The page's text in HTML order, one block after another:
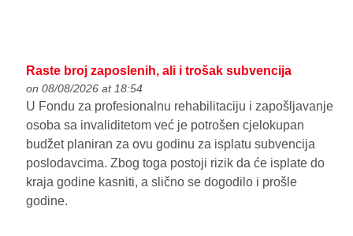
Raste broj zaposlenih, ali i trošak subvencija
on 08/08/2026 at 18:54
U Fondu za profesionalnu rehabilitaciju i zapošljavanje
osoba sa invaliditetom već je potrošen cjelokupan
budžet planiran za ovu godinu za isplatu subvencija
poslodavcima. Zbog toga postoji rizik da će isplate do
kraja godine kasniti, a slično se dogodilo i prošle
godine.